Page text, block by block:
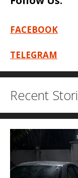
FACEBOOK
TELEGRAM
Recent